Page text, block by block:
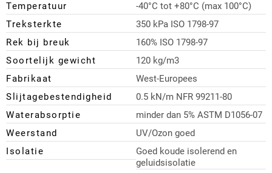
Temperatuur
-40°C tot +80°C (max 100°C)
Treksterkte
350 kPa ISO 1798-97
Rek bij breuk
160% ISO 1798-97
Soortelijk gewicht
120 kg/m3
Fabrikaat
West-Europees
Slijtagebestendigheid
0.5 kN/m NFR 99211-80
Waterabsorptie
minder dan 5% ASTM D1056-07
Weerstand
UV/Ozon goed
Isolatie
Goed koude isolerend en
geluidsisolatie